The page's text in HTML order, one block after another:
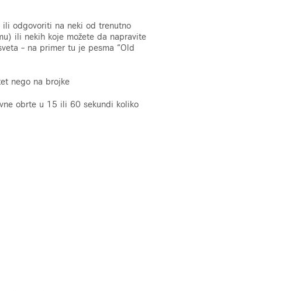
odgovoriti na neki od trenutno
ili nekih koje možete da napravite
– na primer tu je pesma “Old
nego na brojke
obrte u 15 ili 60 sekundi koliko